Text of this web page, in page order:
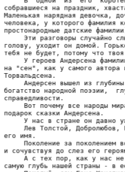
собравшиеся на праздник,
Маленькая нарядная девочка,
человека, у которого фамилия
простонародные датские
Эти разговоры случайно
голову, уходит он домой.
тебя не будет, потому что
У героев Андерсена
на "сен", как у самого автора
Торвальдсена.
Андерсен вышел из
богатство народной поэзии,
справедливости.
Вот почему все народы
подарок сказки Андерсена.
У нас в стране он давно
Лев Толстой, Добролюбов,
его имя.
Поколение за поколением
и сочувствуя до слез его
А с тех пор, как у нас
самую глубь нашей страны - в